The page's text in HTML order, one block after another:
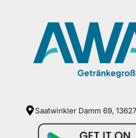
Saatwinkler Damm 69,